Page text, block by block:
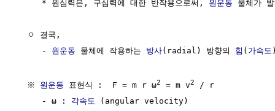
     * 원심력은, 구심력에 대한 반작용으로써,
원운동 물체가
  ㅇ 결국,
     -
원운동 물체에 작용하는 방사(radial) 방향의 힘 ( 가속도
  ※
원운동 표현식 :  F = m r ω2 = m v2
/ r
     - ω :
각속도
(angular velocity)